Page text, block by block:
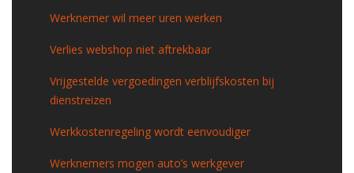
Werknemer wil meer uren werken
Verlies webshop niet aftrekbaar
Vrijgestelde vergoedingen verblijfskosten bij
dienstreizen
Werkkostenregeling wordt eenvoudiger
Werknemers mogen auto’s werkgever